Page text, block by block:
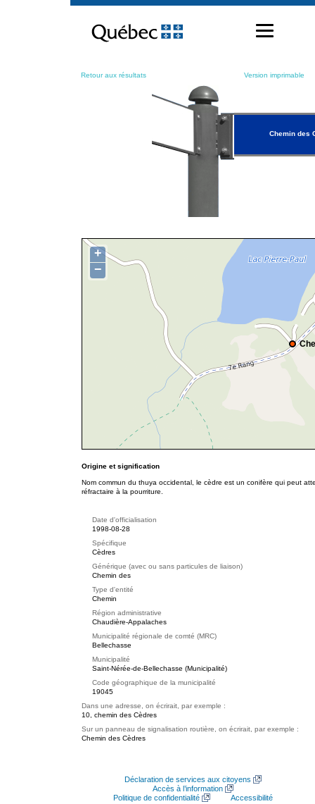
contenu
Retour aux résultats Version imprimable
Chemin des
+
−
Origine et signification
Nom commun du thuya occidental, le cèdre est un conifère qui peut
réfractaire à la pourriture.
Date d'officialisation
1998-08-28
Spécifique
Cèdres
Générique (avec ou sans particules de liaison)
Chemin des
Type d'entité
Chemin
Région administrative
Chaudière-Appalaches
Municipalité régionale de comté (MRC)
Bellechasse
Municipalité
Saint-Nérée-de-Bellechasse (Municipalité)
Code géographique de la municipalité
19045
Dans une adresse, on écrirait, par exemple :
10, chemin des Cèdres
Sur un panneau de signalisation routière, on écrirait, par exemple :
Chemin des Cèdres
Déclaration de services aux citoyens
Accès à l’information
Politique de confidentialité
Accessibilité